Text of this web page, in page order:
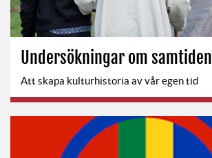
Undersökningar om samtiden
Att skapa kulturhistoria av vår egen tid